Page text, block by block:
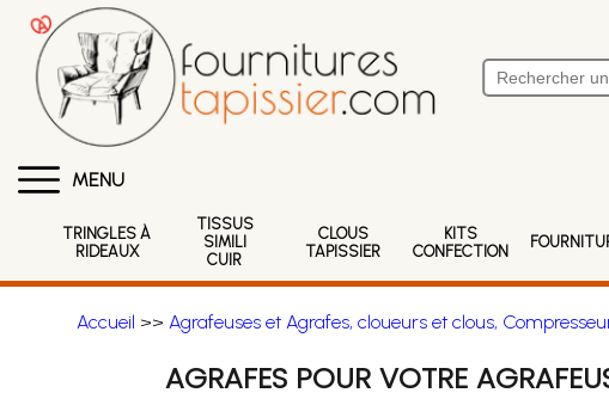
MENU
TRINGLES À
RIDEAUX
TISSUS
SIMILI
CUIR
CLOUS
TAPISSIER
KITS
CONFECTION
Accueil >> Agrafeuses et Agrafes, cloueurs et clous,
AGRAFES POUR VOTRE